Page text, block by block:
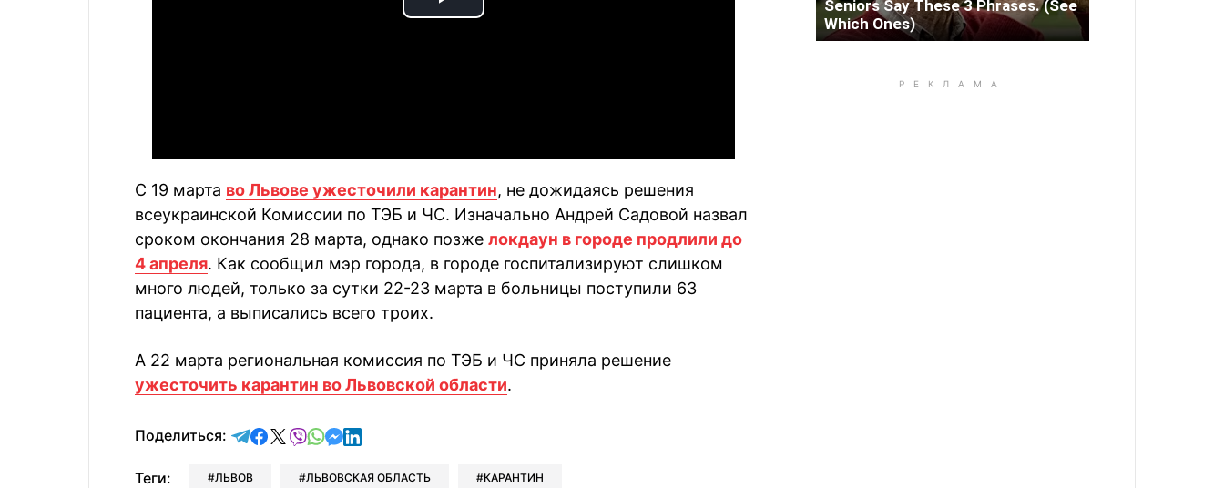
Play
С 19 марта во Львове ужесточили карантин, не дожидаясь решения
всеукраинской Комиссии по ТЭБ и ЧС. Изначально Андрей Садовой назвал
сроком окончания 28 марта, однако позже локдаун в городе продлили до
4 апреля. Как сообщил мэр города, в городе госпитализируют слишком
много людей, только за сутки 22-23 марта в больницы поступили 63
пациента, а выписались всего троих.
А 22 марта региональная комиссия по ТЭБ и ЧС приняла решение
ужесточить карантин во Львовской области.
Поделиться: отправить в Telegram
поделиться в Facebook
поделиться в X
отправить в Viber
отправить в Whatsapp
отправить в Messenger
отправить в LinkedIn
Теги: ЛЬВОВ ЛЬВОВСКАЯ ОБЛАСТЬ КАРАНТИН